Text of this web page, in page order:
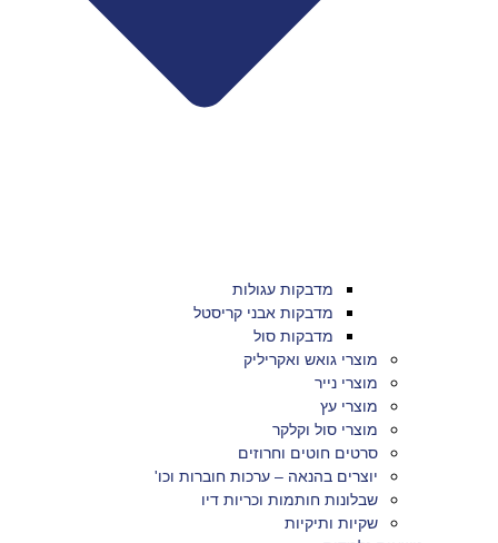
מדבקות עגולות
מדבקות אבני קריסטל
מדבקות סול
מוצרי גואש ואקריליק
מוצרי נייר
מוצרי עץ
מוצרי סול וקלקר
סרטים חוטים וחרוזים
יוצרים בהנאה – ערכות חוברות וכו'
שבלונות חותמות וכריות דיו
שקיות ותיקיות